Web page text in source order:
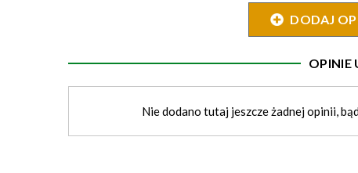
DODAJ
OPINIE
Nie dodano tutaj jeszcze żadnej opinii,